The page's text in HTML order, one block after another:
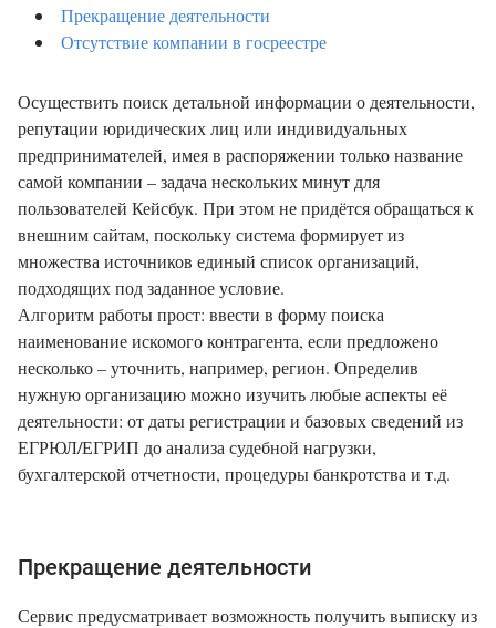
Прекращение деятельности
Отсутствие компании в госреестре
Осуществить поиск детальной информации о деятельности,
репутации юридических лиц или индивидуальных
предпринимателей, имея в распоряжении только название
самой компании – задача нескольких минут для
пользователей Кейсбук. При этом не придётся обращаться к
внешним сайтам, поскольку система формирует из
множества источников единый список организаций,
подходящих под заданное условие.
Алгоритм работы прост: ввести в форму поиска
наименование искомого контрагента, если предложено
несколько – уточнить, например, регион. Определив
нужную организацию можно изучить любые аспекты её
деятельности: от даты регистрации и базовых сведений из
ЕГРЮЛ/ЕГРИП до анализа судебной нагрузки,
бухгалтерской отчетности, процедуры банкротства и т.д.
Прекращение деятельности
Сервис предусматривает возможность получить выписку из